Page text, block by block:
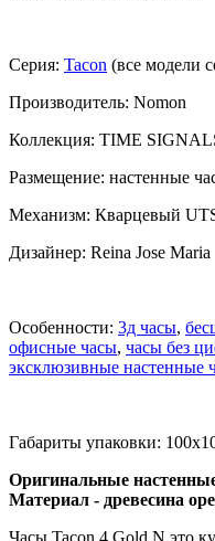
Серия: Tacon (все модели
Производитель: Nomon
Коллекция: TIME
Размещение: настенные
Механизм: Кварцевый
Дизайнер: Reina Jose Maria
Особенности: 3д часы,
офисные часы, часы без
эксклюзивные настенные
Габариты упаковки:
Оригинальные
Материал - древесина
Часы Tacon 4 Gold N это